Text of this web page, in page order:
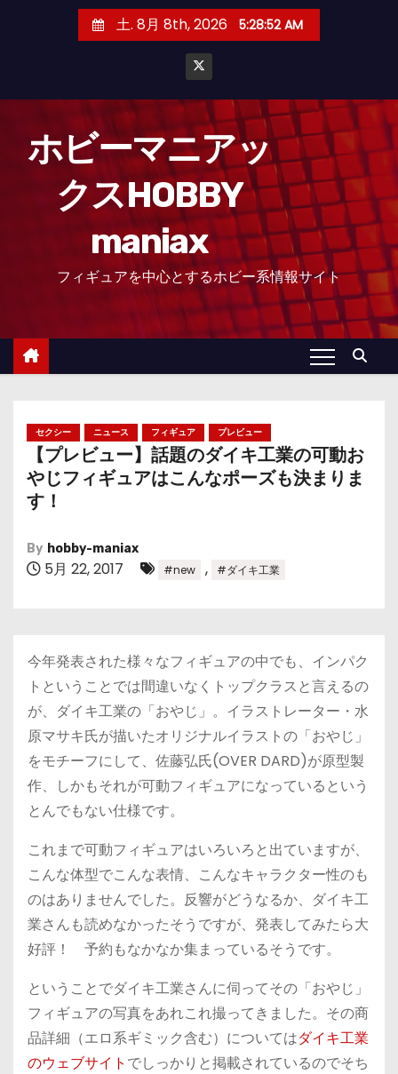
土. 8月 8th, 2026 5:28:53 AM
ホビーマニアッ
クスHOBBY
maniax
フィギュアを中心とするホビー系情報サイト
セクシー ニュース フィギュア プレビュー
【プレビュー】話題のダイキ工業の可動お
やじフィギュアはこんなポーズも決まりま
す！
By hobby-maniax
5月 22, 2017 #new , #ダイキ工業
今年発表された様々なフィギュアの中でも、インパク
トということでは間違いなくトップクラスと言えるの
が、ダイキ工業の「おやじ」。イラストレーター・水
原マサキ氏が描いたオリジナルイラストの「おやじ」
をモチーフにして、佐藤弘氏(OVER DARD)が原型製
作、しかもそれが可動フィギュアになっているという
とんでもない仕様です。
これまで可動フィギュアはいろいろと出ていますが、
こんな体型でこんな表情、こんなキャラクター性のも
のはありませんでした。反響がどうなるか、ダイキ工
業さんも読めなかったそうですが、発表してみたら大
好評！ 予約もなかなか集まっているそうです。
ということでダイキ工業さんに伺ってその「おやじ」
フィギュアの写真をあれこれ撮ってきました。その商
品詳細（エロ系ギミック含む）についてはダイキ工業
のウェブサイト でしっかりと掲載されているのでそち